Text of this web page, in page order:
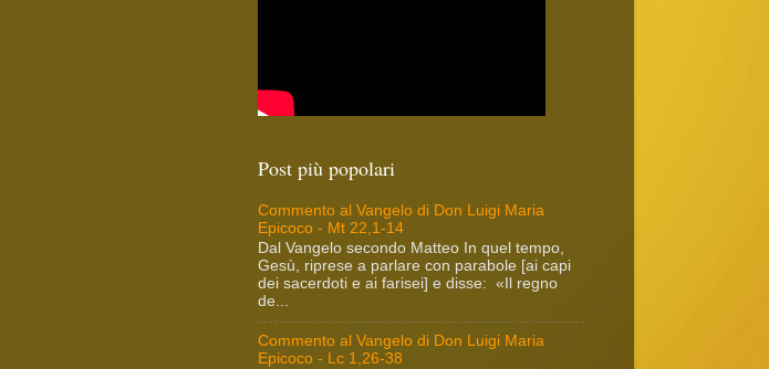
Post più popolari
Commento al Vangelo di Don Luigi Maria
Epicoco - Mt 22,1-14
Dal Vangelo secondo Matteo In quel tempo,
Gesù, riprese a parlare con parabole [ai capi
dei sacerdoti e ai farisei] e disse: «Il regno
de...
Commento al Vangelo di Don Luigi Maria
Epicoco - Lc 1,26-38